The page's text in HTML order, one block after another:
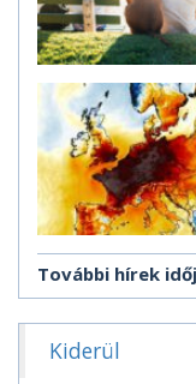
További hírek
Kiderül